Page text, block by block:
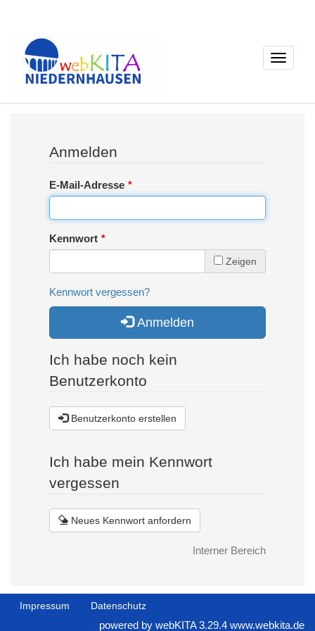
Toggle
Anmelden
E-Mail-Adresse
Kennwort
Zeigen
Kennwort vergessen?
Anmelden
Ich habe noch kein
Benutzerkonto
Benutzerkonto erstellen
Ich habe mein Kennwort
vergessen
Neues Kennwort anfordern
Interner Bereich
Impressum Datenschutz
powered by webKITA 3.29.4 www.webkita.de